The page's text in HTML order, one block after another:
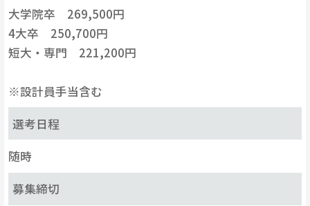
大学院卒 269,500円
4大卒 250,700円
短大・専門 221,200円
※設計員手当含む
選考日程
随時
募集締切